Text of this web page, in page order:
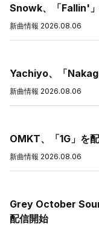
Snowk、「Fallin'
新曲情報 2026.08.06
Yachiyo、「
新曲情報 2026.08.06
OMKT、「1G」を
新曲情報 2026.08.06
Grey October
配信開始